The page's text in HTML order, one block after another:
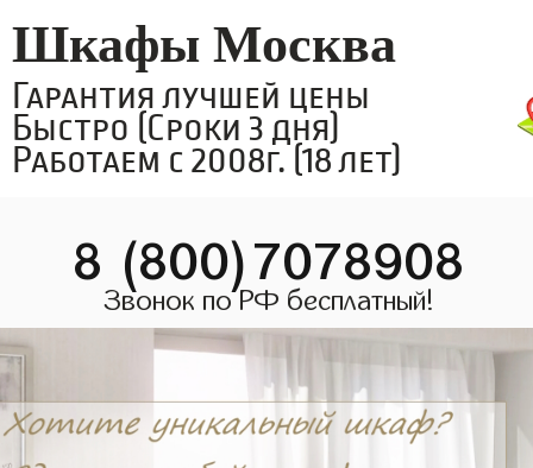
Шкафы Москва
Гарантия лучшей цены
Быстро (Сроки 3 дня)
Работаем с 2008г. (18 лет)
8 (800)7078908
Звонок по РФ бесплатный!